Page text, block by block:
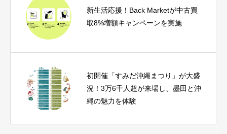
新生活応援！Back Marketが中古買
取8%増額キャンペーンを実施
初開催「すみだ沖縄まつり」が大盛
況！3万6千人超が来場し、墨田と沖
縄の魅力を体験